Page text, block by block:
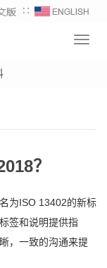
∷
？
为ISO 13402的新标
签和说明提供指
，一致的沟通来提